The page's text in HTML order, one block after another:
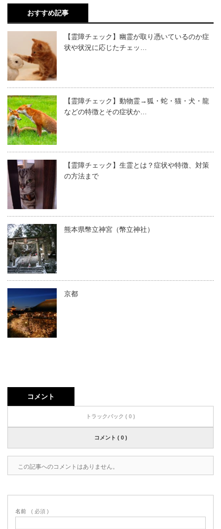
おすすめ記事
【霊障チェック】幽霊が取り憑いているのか症
状や状況に応じたチェッ…
【霊障チェック】動物霊→狐・蛇・猫・犬・龍
などの特徴とその症状か…
【霊障チェック】生霊とは？症状や特徴、対策
の方法まで
熊本県幣立神宮（幣立神社）
京都
コメント
トラックバック ( 0 )
コメント ( 0 )
この記事へのコメントはありません。
名前 ( 必須 )